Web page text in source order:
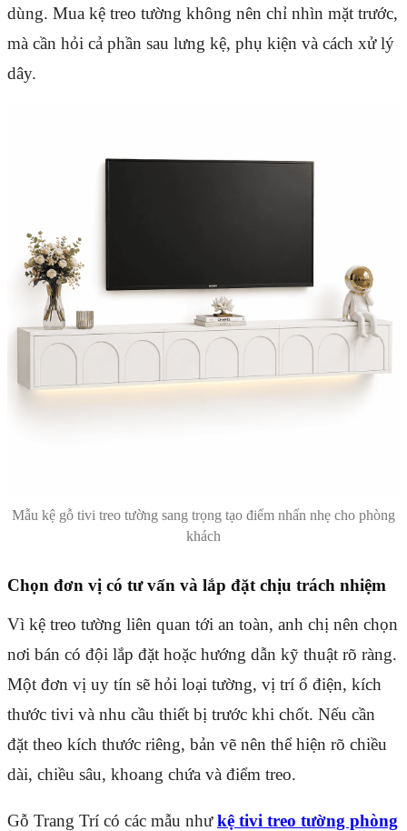
dùng. Mua kệ treo tường không nên chỉ nhìn mặt trước,
mà cần hỏi cả phần sau lưng kệ, phụ kiện và cách xử lý
dây.
Mẫu kệ gỗ tivi treo tường sang trọng tạo điểm nhấn nhẹ cho phòng
khách
Chọn đơn vị có tư vấn và lắp đặt chịu trách nhiệm
Vì kệ treo tường liên quan tới an toàn, anh chị nên chọn
nơi bán có đội lắp đặt hoặc hướng dẫn kỹ thuật rõ ràng.
Một đơn vị uy tín sẽ hỏi loại tường, vị trí ổ điện, kích
thước tivi và nhu cầu thiết bị trước khi chốt. Nếu cần
đặt theo kích thước riêng, bản vẽ nên thể hiện rõ chiều
dài, chiều sâu, khoang chứa và điểm treo.
Gỗ Trang Trí có các mẫu nhưkệ tivi treo tường phòng